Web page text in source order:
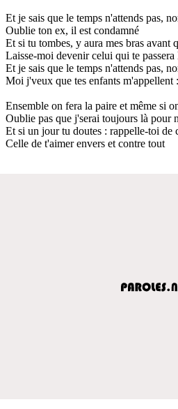
Et je sais que le temps n'attends pas,
Oublie ton ex, il est condamné
Et si tu tombes, y aura mes bras avant
Laisse-moi devenir celui qui te
Et je sais que le temps n'attends pas,
Moi j'veux que tes enfants
Ensemble on fera la paire et même si
Oublie pas que j'serai toujours là pour
Et si un jour tu doutes : rappelle-toi de
Celle de t'aimer envers et contre tout